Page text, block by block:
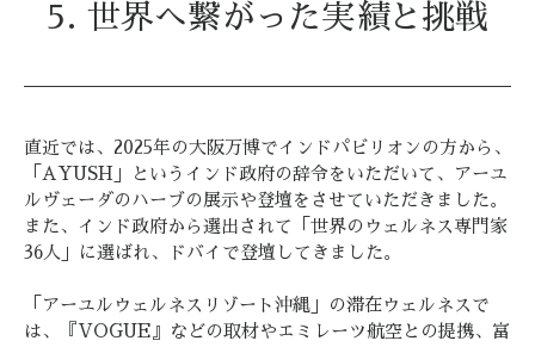
5. 世界へ繋がった実績と挑戦
直近では、2025年の大阪万博でインドパビリオンの方から、
「AYUSH」というインド政府の辞令をいただいて、アーユ
ルヴェーダのハーブの展示や登壇をさせていただきました。
また、インド政府から選出されて「世界のウェルネス専門家
36人」に選ばれ、ドバイで登壇してきました。
「アーユルウェルネスリゾート沖縄」の滞在ウェルネスで
は、『VOGUE』などの取材やエミレーツ航空との提携、富